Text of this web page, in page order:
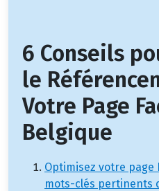
6 Conseils
le
Votre Page
Belgique
Optimisez votre page
mots-clés pertinents